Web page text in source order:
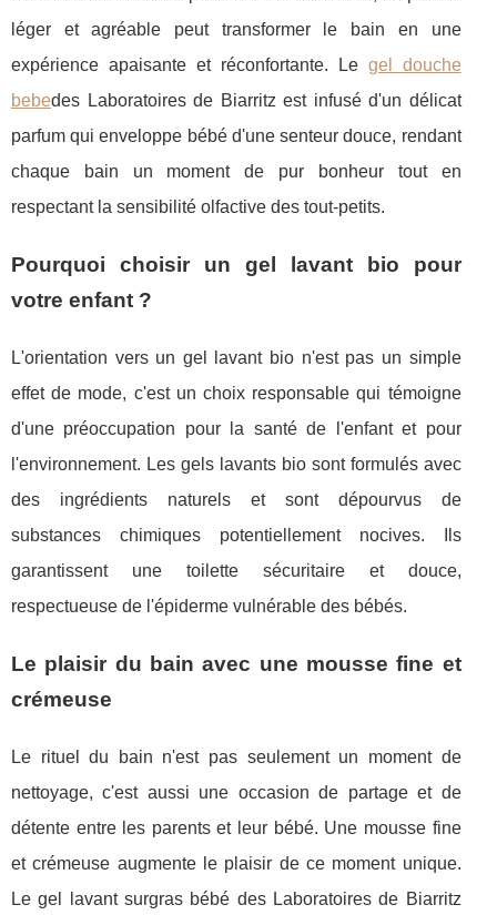
léger et agréable peut transformer le bain en une
expérience apaisante et réconfortante. Le gel douche
bebedes Laboratoires de Biarritz est infusé d'un délicat
parfum qui enveloppe bébé d'une senteur douce, rendant
chaque bain un moment de pur bonheur tout en
respectant la sensibilité olfactive des tout-petits.
Pourquoi choisir un gel lavant bio pour
votre enfant ?
L'orientation vers un gel lavant bio n'est pas un simple
effet de mode, c'est un choix responsable qui témoigne
d'une préoccupation pour la santé de l'enfant et pour
l'environnement. Les gels lavants bio sont formulés avec
des ingrédients naturels et sont dépourvus de
substances chimiques potentiellement nocives. Ils
garantissent une toilette sécuritaire et douce,
respectueuse de l'épiderme vulnérable des bébés.
Le plaisir du bain avec une mousse fine et
crémeuse
Le rituel du bain n'est pas seulement un moment de
nettoyage, c'est aussi une occasion de partage et de
détente entre les parents et leur bébé. Une mousse fine
et crémeuse augmente le plaisir de ce moment unique.
Le gel lavant surgras bébé des Laboratoires de Biarritz